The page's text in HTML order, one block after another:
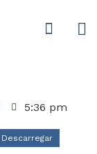
5:36 pm
Descarregar